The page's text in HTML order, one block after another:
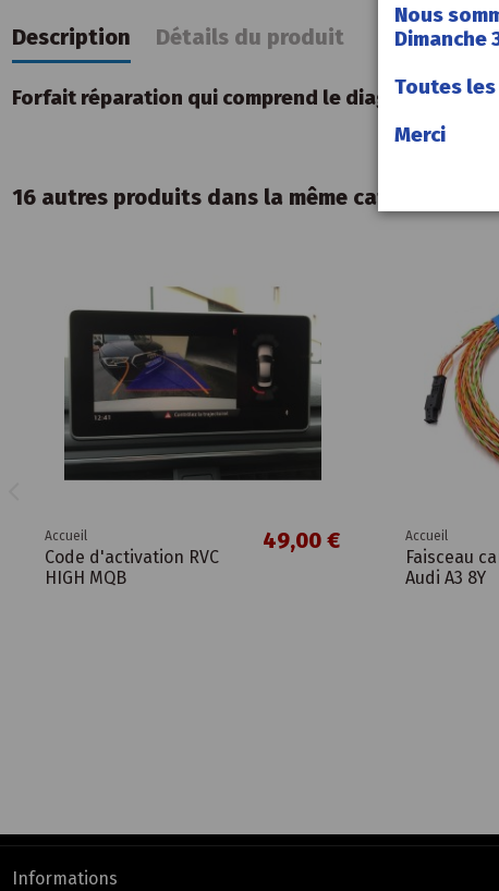
Description Détails du produit
Forfait réparation qui comprend le diagnostic et
16 autres produits dans la même catégorie :
Accueil
Code d'activation RVC
HIGH MQB
49,00 € Accueil
Faisceau
Audi A3 8Y
Informations
Nous
Dimanche
Toutes
Merci